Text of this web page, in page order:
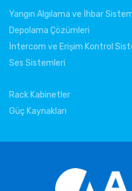
Yangın Algılama ve İhbar
Depolama Çözümleri
İntercom ve Erişim Kontrol
Ses Sistemleri
Rack Kabinetler
Güç Kaynakları